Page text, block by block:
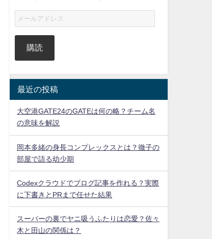
購読
最近の投稿
大空港GATE24のGATEは何の略？チーム名
の意味を解説
岡本多緒の身長コンプレックスとは？徹子の
部屋で語る幼少期
Codexクラウドでブログ記事を作れる？実際
に下書きとPRまで任せた結果
スーパーの裏でヤニ吸うふたりは恋愛？佐々
木と田山の関係は？